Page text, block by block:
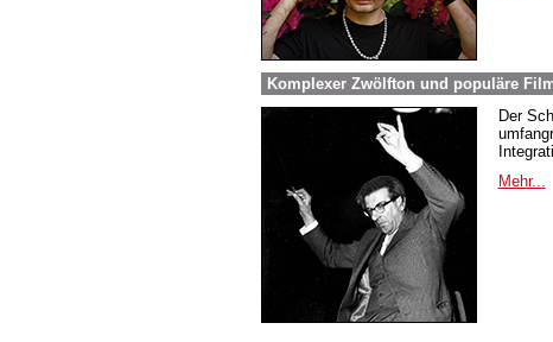
Komplexer Zwölfton und populäre
Der
Mehr...